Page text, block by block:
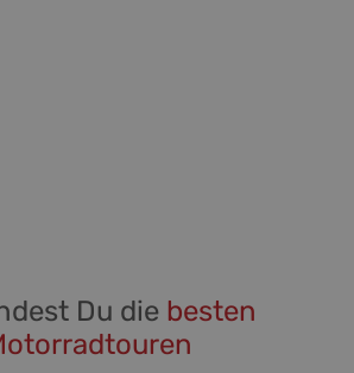
Du die besten